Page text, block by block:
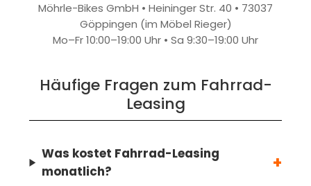
Möhrle-Bikes GmbH • Heininger Str. 40 • 73037
Göppingen (im Möbel Rieger)
Mo–Fr 10:00–19:00 Uhr • Sa 9:30–19:00 Uhr
Häufige Fragen zum Fahrrad-
Leasing
Was kostet Fahrrad-Leasing
monatlich?
+